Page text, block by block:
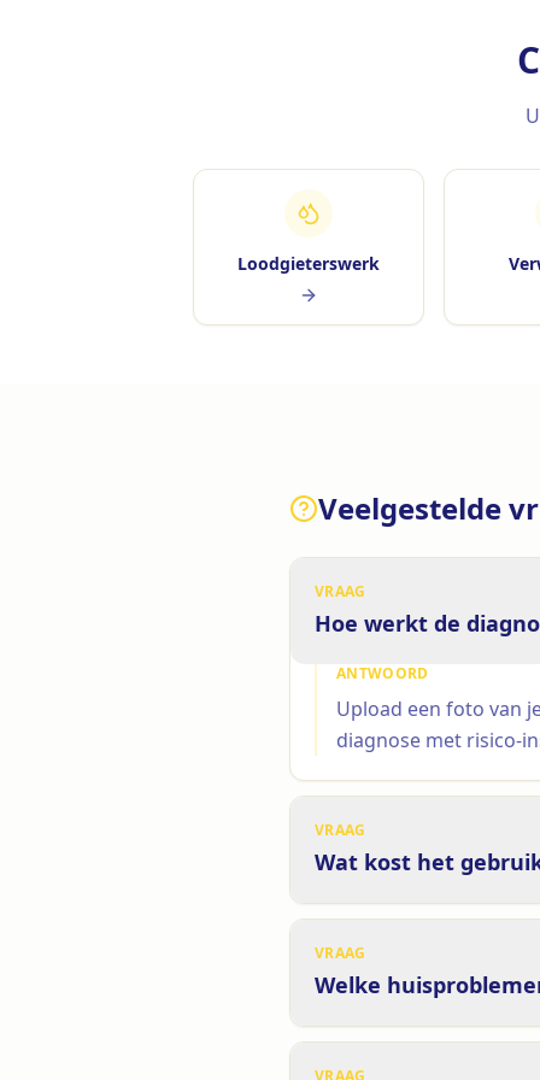
Loodgieterswerk
Veelgestelde
VRAAG
Hoe werkt de
ANTWOORD
Upload een foto van
diagnose met risico-
VRAAG
Wat kost het
VRAAG
Welke
VRAAG